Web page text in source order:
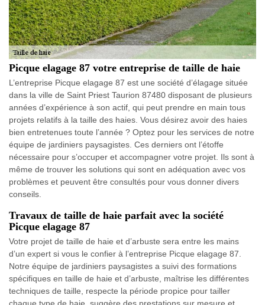
Picque elagage 87 votre entreprise de taille de haie
L’entreprise Picque elagage 87 est une société d’élagage située
dans la ville de Saint Priest Taurion 87480 disposant de plusieurs
années d’expérience à son actif, qui peut prendre en main tous
projets relatifs à la taille des haies. Vous désirez avoir des haies
bien entretenues toute l’année ? Optez pour les services de notre
équipe de jardiniers paysagistes. Ces derniers ont l’étoffe
nécessaire pour s’occuper et accompagner votre projet. Ils sont à
même de trouver les solutions qui sont en adéquation avec vos
problèmes et peuvent être consultés pour vous donner divers
conseils.
Travaux de taille de haie parfait avec la société
Picque elagage 87
Votre projet de taille de haie et d’arbuste sera entre les mains
d’un expert si vous le confier à l’entreprise Picque elagage 87.
Notre équipe de jardiniers paysagistes a suivi des formations
spécifiques en taille de haie et d’arbuste, maîtrise les différentes
techniques de taille, respecte la période propice pour tailler
chaque type de haie, suggère des prestations sur mesure et